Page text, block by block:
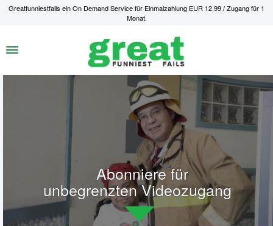
Greatfunniestfails ein On Demand Service für Einmalzahlung EUR 12.99 / Zugang für 1
Monat.
Abonniere für
unbegrenzten Videozugang